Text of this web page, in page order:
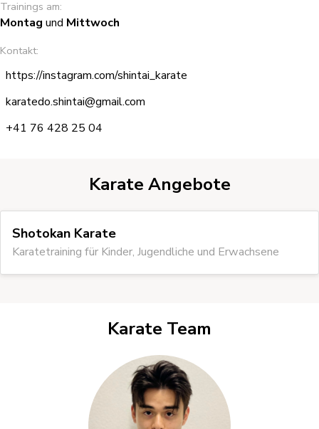
Trainings am:
Montag und Mittwoch
Kontakt:
https://instagram.com/shintai_karate
karatedo.shintai@gmail.com
+41 76 428 25 04
Karate Angebote
Shotokan Karate
Karatetraining für Kinder, Jugendliche und Erwachsene
Karate Team